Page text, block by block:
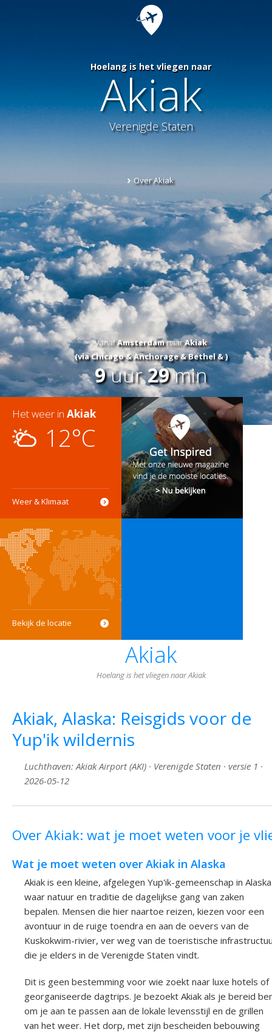
Hoelang is het vliegen naar
Akiak
Verenigde Staten
Over Akiak
VanafAmsterdamnaarAkiak
(via Chicago & Anchorage & Bethel & )
9uur29min
Het weer in Akiak
12°C
Weer & Klimaat
Bekijk de locatie
Akiak
Hoelang is het vliegen naar Akiak
Akiak, Alaska: Reisgids voor de
Yup'ik wildernis
Luchthaven: Akiak Airport (AKI) · Verenigde Staten · versie 1 ·
2026-05-12
Over Akiak: wat je moet weten voor je
Wat je moet weten over Akiak in Alaska
Akiak is een kleine, afgelegen Yup'ik-gemeenschap in Alaska
waar natuur en traditie de dagelijkse gang van zaken
bepalen. Mensen die hier naartoe reizen, kiezen voor een
avontuur in de ruige toendra en aan de oevers van de
Kuskokwim-rivier, ver weg van de toeristische
die je elders in de Verenigde Staten vindt.
Dit is geen bestemming voor wie zoekt naar luxe hotels of
georganiseerde dagtrips. Je bezoekt Akiak als je bereid
om je aan te passen aan de lokale levensstijl en de grillen
van het weer. Het dorp, met zijn bescheiden bebouwing